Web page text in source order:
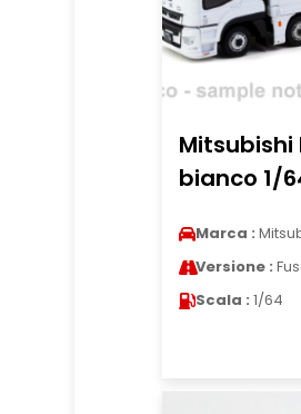
Mitsubishi
bianco 1/
Marca :
Versione :
Scala : 1/64